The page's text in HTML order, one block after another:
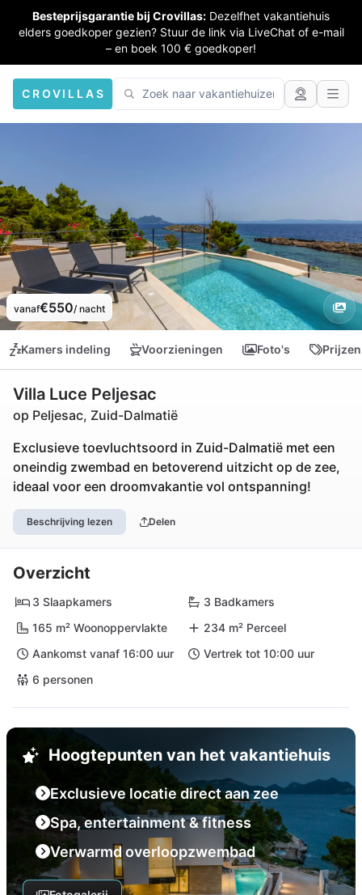
Besteprijsgarantie bij Crovillas: Dezelfhet vakantiehuis
elders goedkoper gezien? Stuur de link via LiveChat of e-mail
– en boek 100 € goedkoper!
CROVILLAS
vanaf€550/ nacht
Kamers indeling Voorzieningen Foto's
Villa Luce Peljesac
op Peljesac, Zuid-Dalmatië
Exclusieve toevluchtsoord in Zuid-Dalmatië met een
oneindig zwembad en betoverend uitzicht op de zee,
ideaal voor een droomvakantie vol ontspanning!
Beschrijving lezen Delen
Overzicht
3 Slaapkamers
3 Badkamers
165 m² Woonoppervlakte
234 m² Perceel
Aankomst vanaf 16:00 uur
Vertrek tot 10:00 uur
6 personen
Hoogtepunten van het vakantiehuis
Exclusieve locatie direct aan zee
Spa, entertainment & fitness
Verwarmd overloopzwembad